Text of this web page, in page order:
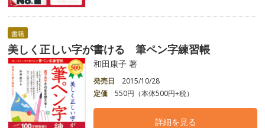
書籍
美しく正しい字が書ける 筆ペン字練習帳
和田康子 著
発売日
2015/10/28
定価
550円（本体500円+税）
詳細を見る